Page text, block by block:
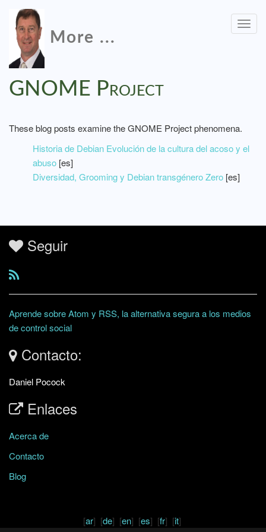
More ...
GNOME Project
These blog posts examine the GNOME Project phenomena.
Historia de Debian Evolución de la cultura del acoso y el
abuso [es]
Diversidad, Grooming y Debian transgénero Zero [es]
Seguir
Aprende sobre Atom y RSS, la alternativa segura a los medios
de control social
Contacto:
Daniel Pocock
Enlaces
Acerca de
Contacto
Blog
[ar] [de] [en] [es] [fr] [it]